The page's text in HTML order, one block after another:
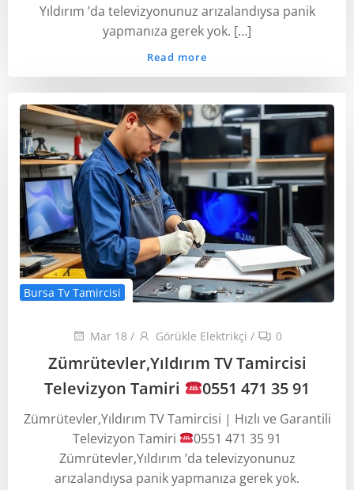
Yıldırım ’da televizyonunuz arızalandıysa panik
yapmanıza gerek yok. […]
Read more
Bursa Tv Tamircisi
Mar 18 / Görükle Elektrikçi / 0
Zümrütevler,Yıldırım TV Tamircisi
Televizyon Tamiri
0551 471 35 91
Zümrütevler,Yıldırım TV Tamircisi | Hızlı ve Garantili
Televizyon Tamiri
0551 471 35 91
Zümrütevler,Yıldırım ’da televizyonunuz
arızalandıysa panik yapmanıza gerek yok.